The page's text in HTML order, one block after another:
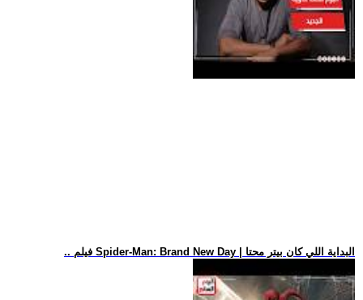
.. فيلم Spider-Man: Brand New Day | البداية اللي كان بيتر محتا